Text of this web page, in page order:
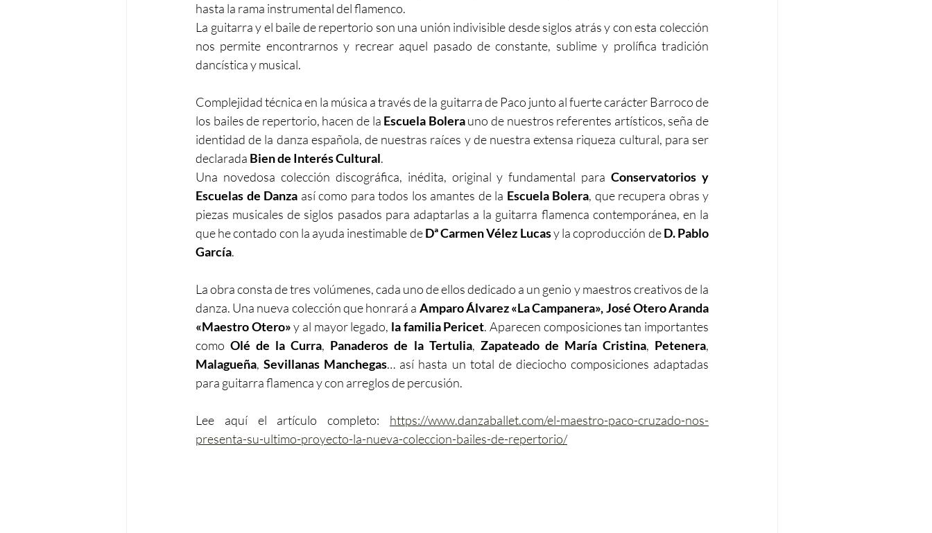
hasta la rama instrumental del flamenco.
La guitarra y el baile de repertorio son una unión indivisible desde siglos atrás y con esta colección
nos permite encontrarnos y recrear aquel pasado de constante, sublime y prolífica tradición
dancística y musical.
Complejidad técnica en la música a través de la guitarra de Paco junto al fuerte carácter Barroco de
los bailes de repertorio, hacen de la Escuela Bolera uno de nuestros referentes artísticos, seña de
identidad de la danza española, de nuestras raíces y de nuestra extensa riqueza cultural, para ser
declarada Bien de Interés Cultural.
Una novedosa colección discográfica, inédita, original y fundamental para Conservatorios y
Escuelas de Danza así como para todos los amantes de la Escuela Bolera, que recupera obras y
piezas musicales de siglos pasados para adaptarlas a la guitarra flamenca contemporánea, en la
que he contado con la ayuda inestimable de Dª Carmen Vélez Lucas y la coproducción de D. Pablo
García.
La obra consta de tres volúmenes, cada uno de ellos dedicado a un genio y maestros creativos de la
danza. Una nueva colección que honrará a Amparo Álvarez «La Campanera», José Otero Aranda
«Maestro Otero» y al mayor legado, la familia Pericet. Aparecen composiciones tan importantes
como Olé de la Curra, Panaderos de la Tertulia, Zapateado de María Cristina, Petenera
Malagueña, Sevillanas Manchegas… así hasta un total de dieciocho composiciones adaptadas
para guitarra flamenca y con arreglos de percusión.
Lee aquí el artículo completo: https://www.danzaballet.com/el-maestro-paco-cruzado-nos-
presenta-su-ultimo-proyecto-la-nueva-coleccion-bailes-de-repertorio/